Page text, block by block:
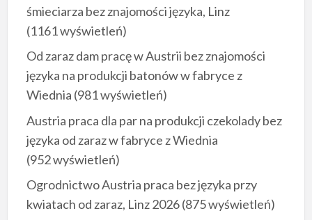
śmieciarza bez znajomości języka, Linz
(1161 wyświetleń)
Od zaraz dam pracę w Austrii bez znajomości
języka na produkcji batonów w fabryce z
Wiednia (981 wyświetleń)
Austria praca dla par na produkcji czekolady bez
języka od zaraz w fabryce z Wiednia
(952 wyświetleń)
Ogrodnictwo Austria praca bez języka przy
kwiatach od zaraz, Linz 2026(875 wyświetleń)